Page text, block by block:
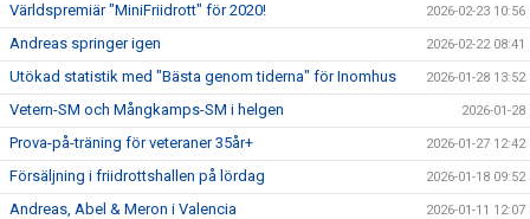
Världspremiär "MiniFriidrott" för 2020! 2026-02-23 10:56
Andreas springer igen 2026-02-22 08:41
Utökad statistik med "Bästa genom tiderna" för Inomhus 2026-01-28 13:52
Vetern-SM och Mångkamps-SM i helgen 2026-01-28
Prova-på-träning för veteraner 35år+ 2026-01-27 12:42
Försäljning i friidrottshallen på lördag 2026-01-18 09:52
Andreas, Abel & Meron i Valencia 2026-01-11 12:07